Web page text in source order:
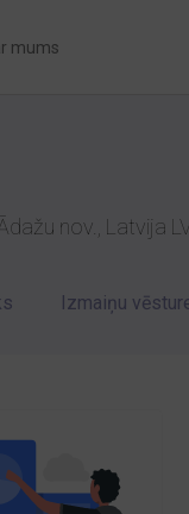
mums
nov., Latvija
Izmaiņu